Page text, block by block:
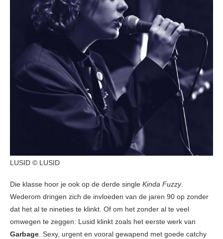
LUSID © LUSID
Die klasse hoor je ook op de derde single Kinda Fuzzy.
Wederom dringen zich de invloeden van de jaren 90 op zonder
dat het al te nineties te klinkt. Of om het zonder al te veel
omwegen te zeggen: Lusid klinkt zoals het eerste werk van
Garbage . Sexy, urgent en vooral gewapend met goede catchy